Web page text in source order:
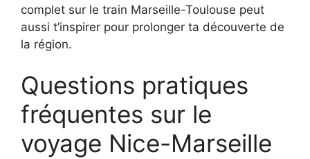
complet sur le train Marseille-Toulouse peut
aussi t’inspirer pour prolonger ta découverte de
la région.
Questions pratiques
fréquentes sur le
voyage Nice-Marseille